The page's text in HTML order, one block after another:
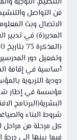
فن التواصل
الاتصال وبث
المدير(ة) في تدبير
وتفعيل دور
أساسية في إقامة
دودية التربوية
مؤسسة في إطار
البشرية(البرنامج
شروط البناء
كل مرحلة من مراحل
فيما بينها الى